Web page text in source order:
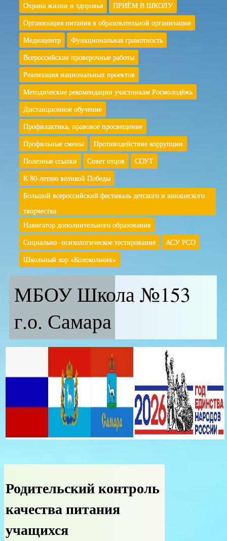
Охрана жизни и здоровья
ПРИЁМ В ШКОЛУ
Организация питания в образовательной организации
Медиацентр
Функциональная грамотность
Всероссийские проверочные работы
Реализация национальных проектов
Методические рекомендации участникам Росмолодёжь
Дистанционное обучение
Профилактика, правовое просвещение
Профильные смены
Противодействие коррупции
Полезные ссылки
Совет отцов
СОУТ
К 80-летию великой Победы
Большой всероссийский фестиваль детского и юношеского
творчества
Навигатор дополнительного образования
Социально -психологическое тестирование
АСУ РСО
Школьный хор «Колокольчик»
МБОУ Школа №153
г.о. Самара
Родительский контроль
качества питания
учащихся